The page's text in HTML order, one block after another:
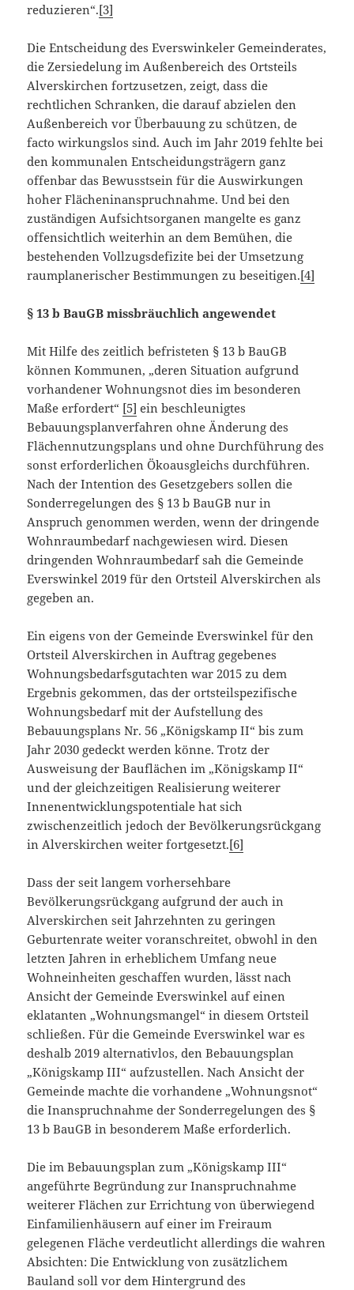
reduzieren“.[3]
Die Entscheidung des Everswinkeler Gemeinderates,
die Zersiedelung im Außenbereich des Ortsteils
Alverskirchen fortzusetzen, zeigt, dass die
rechtlichen Schranken, die darauf abzielen den
Außenbereich vor Überbauung zu schützen, de
facto wirkungslos sind. Auch im Jahr 2019 fehlte bei
den kommunalen Entscheidungsträgern ganz
offenbar das Bewusstsein für die Auswirkungen
hoher Flächeninanspruchnahme. Und bei den
zuständigen Aufsichtsorganen mangelte es ganz
offensichtlich weiterhin an dem Bemühen, die
bestehenden Vollzugsdefizite bei der Umsetzung
raumplanerischer Bestimmungen zu beseitigen.[4]
§ 13 b BauGB missbräuchlich angewendet
Mit Hilfe des zeitlich befristeten § 13 b BauGB
können Kommunen, „deren Situation aufgrund
vorhandener Wohnungsnot dies im besonderen
Maße erfordert“ [5] ein beschleunigtes
Bebauungsplanverfahren ohne Änderung des
Flächennutzungsplans und ohne Durchführung des
sonst erforderlichen Ökoausgleichs durchführen.
Nach der Intention des Gesetzgebers sollen die
Sonderregelungen des § 13 b BauGB nur in
Anspruch genommen werden, wenn der dringende
Wohnraumbedarf nachgewiesen wird. Diesen
dringenden Wohnraumbedarf sah die Gemeinde
Everswinkel 2019 für den Ortsteil Alverskirchen als
gegeben an.
Ein eigens von der Gemeinde Everswinkel für den
Ortsteil Alverskirchen in Auftrag gegebenes
Wohnungsbedarfsgutachten war 2015 zu dem
Ergebnis gekommen, das der ortsteilspezifische
Wohnungsbedarf mit der Aufstellung des
Bebauungsplans Nr. 56 „Königskamp II“ bis zum
Jahr 2030 gedeckt werden könne. Trotz der
Ausweisung der Bauflächen im „Königskamp II“
und der gleichzeitigen Realisierung weiterer
Innenentwicklungspotentiale hat sich
zwischenzeitlich jedoch der Bevölkerungsrückgang
in Alverskirchen weiter fortgesetzt.[6]
Dass der seit langem vorhersehbare
Bevölkerungsrückgang aufgrund der auch in
Alverskirchen seit Jahrzehnten zu geringen
Geburtenrate weiter voranschreitet, obwohl in den
letzten Jahren in erheblichem Umfang neue
Wohneinheiten geschaffen wurden, lässt nach
Ansicht der Gemeinde Everswinkel auf einen
eklatanten „Wohnungsmangel“ in diesem Ortsteil
schließen. Für die Gemeinde Everswinkel war es
deshalb 2019 alternativlos, den Bebauungsplan
„Königskamp III“ aufzustellen. Nach Ansicht der
Gemeinde machte die vorhandene „Wohnungsnot“
die Inanspruchnahme der Sonderregelungen des §
13 b BauGB in besonderem Maße erforderlich.
Die im Bebauungsplan zum „Königskamp III“
angeführte Begründung zur Inanspruchnahme
weiterer Flächen zur Errichtung von überwiegend
Einfamilienhäusern auf einer im Freiraum
gelegenen Fläche verdeutlicht allerdings die wahren
Absichten: Die Entwicklung von zusätzlichem
Bauland soll vor dem Hintergrund des